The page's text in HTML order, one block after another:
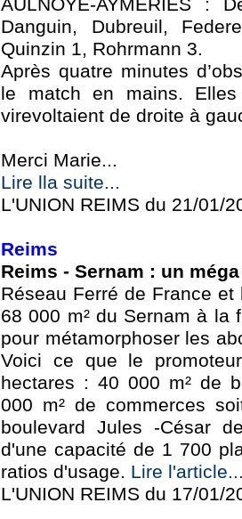
AULNOYE-AYMERIES :
Danguin, Dubreuil,
Quinzin 1, Rohrmann 3.
Après quatre minutes
le match en mains. Elles
virevoltaient de droite à
Merci Marie...
Lire lla suite...
L'UNION REIMS du 21/01/
Reims
Reims - Sernam : un
Réseau Ferré de France
68 000 m² du Sernam à la
pour métamorphoser les
Voici ce que le
hectares : 40 000 m² de
000 m² de commerces
boulevard Jules -César
d'une capacité de 1 700
ratios d'usage. Lire
L'UNION REIMS du 17/01/